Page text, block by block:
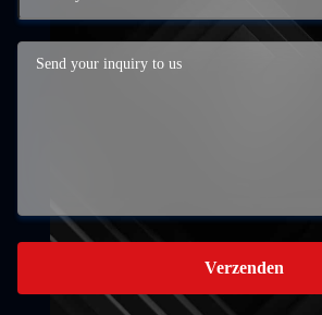
Verzenden